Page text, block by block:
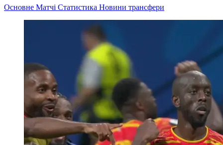
Основне Матчі Статистика Новини трансфери